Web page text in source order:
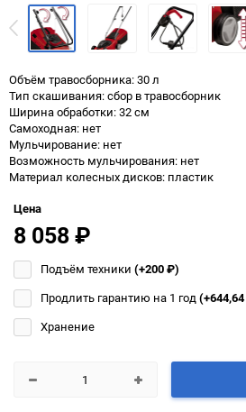
Объём травосборника: 30 л
Тип скашивания: сбор в травосборник
Ширина обработки: 32 см
Самоходная: нет
Мульчирование: нет
Возможность мульчирования: нет
Материал колесных дисков: пластик
Цена
8 058₽
Подъём техники (+200₽)
Продлить гарантию на 1 год(+644,64
Хранение